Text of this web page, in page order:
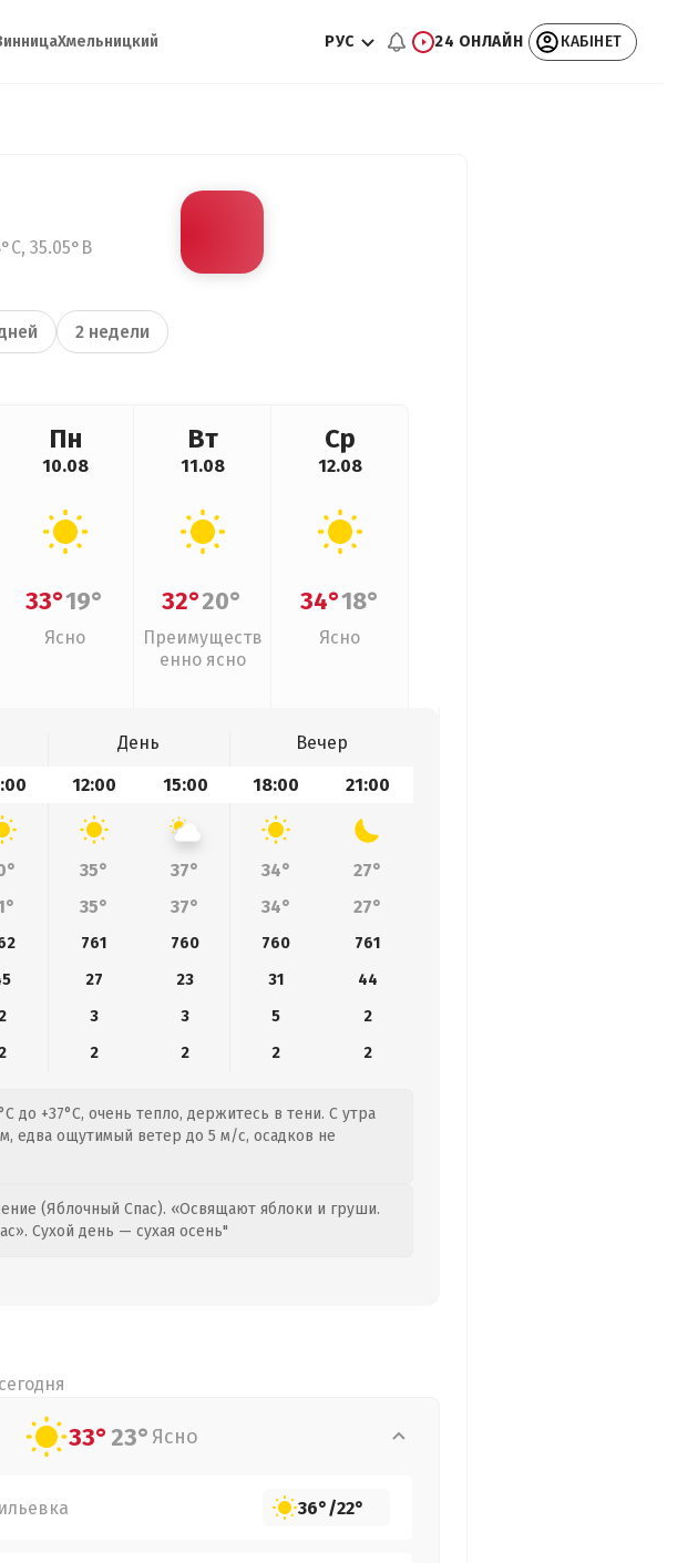
Хмельницкий РУС 24 ОНЛАЙН КАБІНЕТ
35.05°В
2 недели
Пн
10.08
33°19°
Ясно
Вт
11.08
32°20°
Преимуществ
енно ясно
Ср
12.08
34°18°
Ясно
День
Вечер
12:00 15:00 18:00 21:00
35° 37° 34°
27°
35° 37° 34° 27°
761 760 760
761
27 23 31
44
2 3 3 5
2
2 2 2 2 2
до +37°C, очень тепло, держитесь в тени. С утра
едва ощутимый ветер до 5 м/с, осадков не
(Яблочный Спас). «Освящают яблоки и груши.
Сухой день — сухая осень"
33°23° Ясно
36°/22°